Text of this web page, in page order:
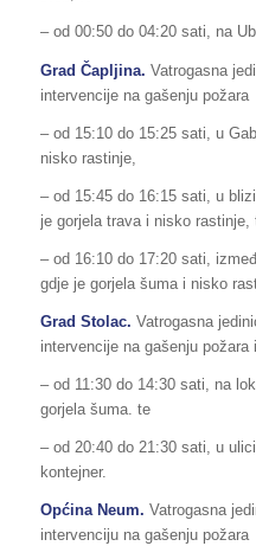
– od 00:50 do 04:20 sati, na
Grad Čapljina. Vatrogasna
intervencije na gašenju
– od 15:10 do 15:25 sati, u
nisko rastinje,
– od 15:45 do 16:15 sati, u
je gorjela trava i nisko rastinje,
– od 16:10 do 17:20 sati,
gdje je gorjela šuma i nisko
Grad Stolac. Vatrogasna
intervencije na gašenju požara
– od 11:30 do 14:30 sati, na
gorjela šuma. te
– od 20:40 do 21:30 sati, u
kontejner.
Općina Neum. Vatrogasna
intervenciju na gašenju požara